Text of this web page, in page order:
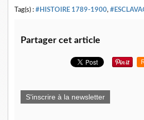
Tag(s) : #HISTOIRE 1789-1900,
Partager cet article
S'inscrire à la newsletter